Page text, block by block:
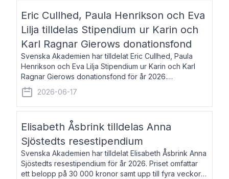
Eric Cullhed, Paula Henrikson och Eva
Lilja tilldelas Stipendium ur Karin och
Karl Ragnar Gierows donationsfond
Svenska Akademien har tilldelat Eric Cullhed, Paula
Henrikson och Eva Lilja Stipendium ur Karin och Karl
Ragnar Gierows donationsfond för år 2026.
Stipendiebeloppet är på 70 000 kronor vardera. Eric
Cullhed, född 1985, är professor i grekis
2026-06-17
Elisabeth Åsbrink tilldelas Anna
Sjöstedts resestipendium
Svenska Akademien har tilldelat Elisabeth Åsbrink Anna
Sjöstedts resestipendium för år 2026. Priset omfattar
ett belopp på 30 000 kronor samt upp till fyra veckors